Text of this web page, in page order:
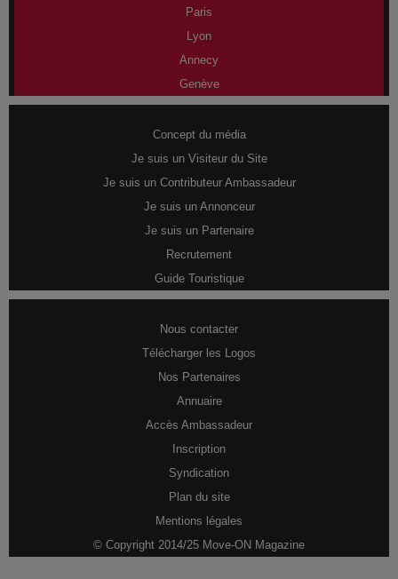
Paris
Lyon
Annecy
Genève
Concept du média
Je suis un Visiteur du Site
Je suis un Contributeur Ambassadeur
Je suis un Annonceur
Je suis un Partenaire
Recrutement
Guide Touristique
Nous contacter
Télécharger les Logos
Nos Partenaires
Annuaire
Accès Ambassadeur
Inscription
Syndication
Plan du site
Mentions légales
© Copyright 2014/25 Move-ON Magazine